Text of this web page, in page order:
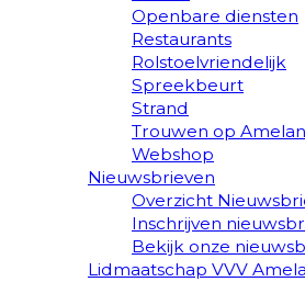
Openbare diensten
Restaurants
Rolstoelvriendelijk
Spreekbeurt
Strand
Trouwen op
Webshop
Nieuwsbrieven
Overzicht
Inschrijven
Bekijk onze
Lidmaatschap VVV